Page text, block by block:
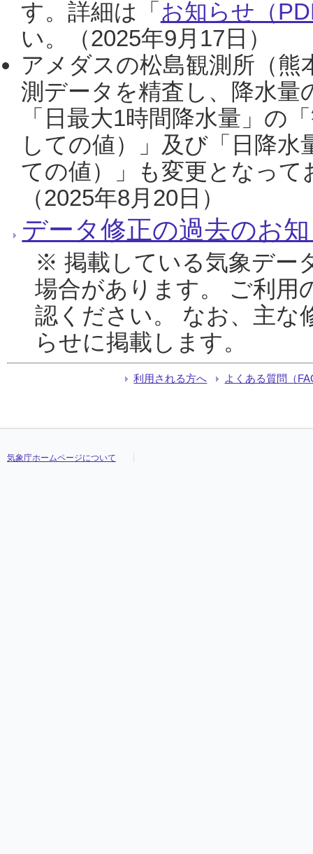
す。詳細は「 お知らせ（
い。（2025年9月17日）
アメダスの松島観測所（熊
測データを精査し、降水
「日最大1時間降水量」の
しての値）」及び「日降
ての値）」も変更となっ
（2025年8月20日）
データ修正の過去のお
※ 掲載している気象デー
場合があります。 ご利用
認ください。 なお、主な
らせに掲載します。
利用される方へ よくある質問（
気象庁ホームページについて